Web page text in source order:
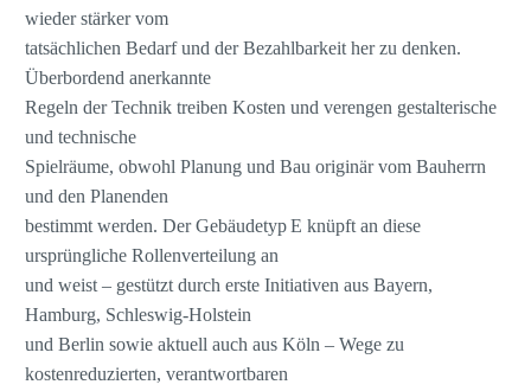
wieder stärker vom
tatsächlichen Bedarf und der Bezahlbarkeit her zu denken.
Überbordend anerkannte
Regeln der Technik treiben Kosten und verengen gestalterische
und technische
Spielräume, obwohl Planung und Bau originär vom Bauherrn
und den Planenden
bestimmt werden. Der Gebäudetyp E knüpft an diese
ursprüngliche Rollenverteilung an
und weist – gestützt durch erste Initiativen aus Bayern,
Hamburg, Schleswig‑Holstein
und Berlin sowie aktuell auch aus Köln – Wege zu
kostenreduzierten, verantwortbaren